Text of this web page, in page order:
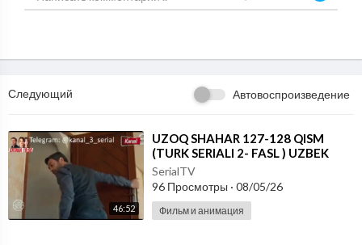
Следующий Автовоспроизведение
46:52
⁣UZOQ SHAHAR 127-128 QISM
(TURK SERIALI 2- FASL ) UZBEK
TILIDA
SerialTV
96 Просмотры · 08/05/26
Фильм и анимация